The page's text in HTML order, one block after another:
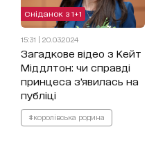
Сніданок з 1+1
15:31 | 20.03.2024
Загадкове відео з Кейт
Міддлтон: чи справді
принцеса зʼявилась на
публіці
#королівська родина